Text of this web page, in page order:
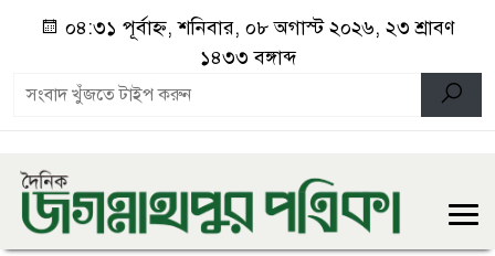
০৪:৩১ পূর্বাহ্ন, শনিবার, ০৮ অগাস্ট ২০২৬, ২৩ শ্রাবণ
১৪৩৩ বঙ্গাব্দ